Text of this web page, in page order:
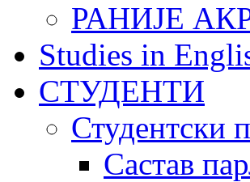
РАНИЈЕ
Studies in
СТУДЕНТИ
Студентски
Састав